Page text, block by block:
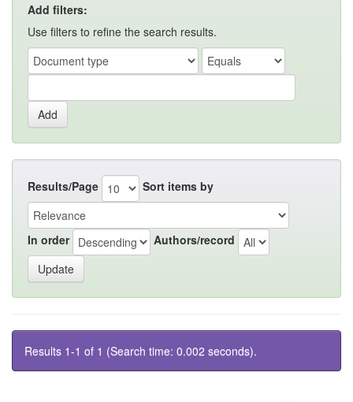
Add filters:
Use filters to refine the search results.
Results/Page Sort items by
In order Authors/record
Results 1-1 of 1 (Search time: 0.002 seconds).